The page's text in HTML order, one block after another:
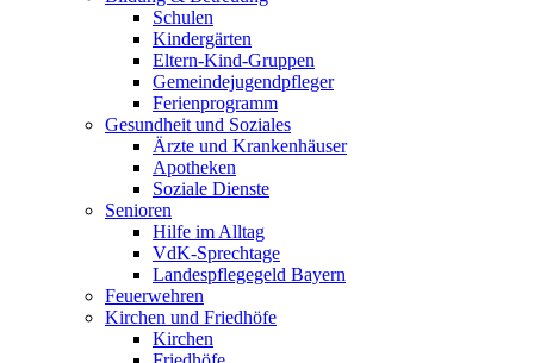
Schulen
Kindergärten
Eltern-Kind-Gruppen
Gemeindejugendpfleger
Ferienprogramm
Gesundheit und Soziales
Ärzte und Krankenhäuser
Apotheken
Soziale Dienste
Senioren
Hilfe im Alltag
VdK-Sprechtage
Landespflegegeld Bayern
Feuerwehren
Kirchen und Friedhöfe
Kirchen